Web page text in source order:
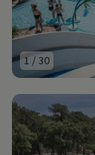
1 /30